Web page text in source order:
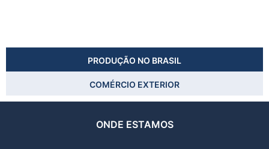
PRODUÇÃO NO BRASIL
COMÉRCIO EXTERIOR
ONDE ESTAMOS